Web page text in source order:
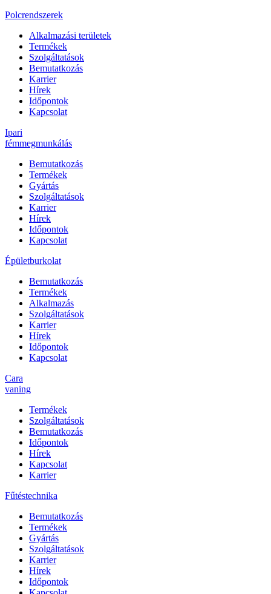
Polcrendszerek
Alkalmazási területek
Termékek
Szolgáltatások
Bemutatkozás
Karrier
Hírek
Időpontok
Kapcsolat
Ipari
fémmegmunkálás
Bemutatkozás
Termékek
Gyártás
Szolgáltatások
Karrier
Hírek
Időpontok
Kapcsolat
Épületburkolat
Bemutatkozás
Termékek
Alkalmazás
Szolgáltatások
Karrier
Hírek
Időpontok
Kapcsolat
Cara
vaning
Termékek
Szolgáltatások
Bemutatkozás
Időpontok
Hírek
Kapcsolat
Karrier
Fűtéstechnika
Bemutatkozás
Termékek
Gyártás
Szolgáltatások
Karrier
Hírek
Időpontok